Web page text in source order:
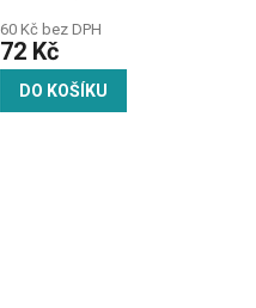
60 Kč bez DPH
72 Kč
DO KOŠÍKU